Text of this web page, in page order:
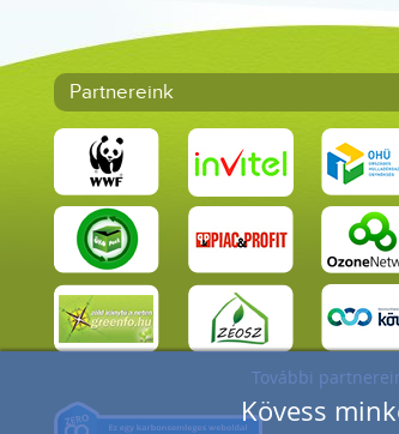
Kövess
Partnereink
További